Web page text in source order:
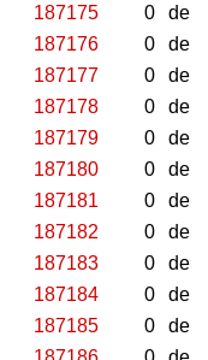
187175
0 de
187176
0 de
187177
0 de
187178
0 de
187179
0 de
187180
0 de
187181
0 de
187182
0 de
187183
0 de
187184
0 de
187185
0 de